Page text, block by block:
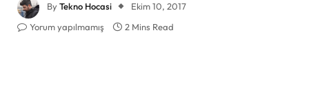
ByTekno Hocasi
Ekim 10, 2017
Yorum yapılmamış
2 Mins Read